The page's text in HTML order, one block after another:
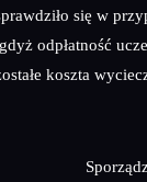
się w
odpłatność
koszta